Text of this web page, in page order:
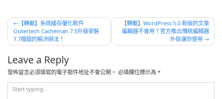
文
章
導
覽
【轉載】系統緩存優化軟件
Outertech Cacheman 7.5升級安裝
7.7報錯的解決辦法！
【轉載】WordPress 5.0 新版的文章
編輯器不會用？官方推出傳統編輯器
外掛讓你使用
Leave a Reply
發佈留言必須填寫的電子郵件地址不會公開。 必填欄位標示為 *